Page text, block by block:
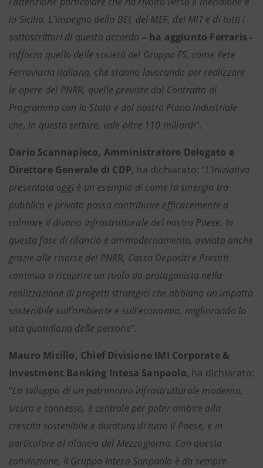
la Sicilia. L’impegno della BEI, del MEF, del MIT e di tutti i
sottoscrittori di questo accordo – ha aggiunto Ferraris -
rafforza quello delle società del Gruppo FS, come Rete
Ferroviaria Italiana, che stanno lavorando per realizzare
le opere del PNRR, quelle previste dal Contratto di
Programma con lo Stato e dal nostro Piano Industriale
che, in questo settore, vale oltre 110 miliardi”.
Dario Scannapieco, Amministratore Delegato e
Direttore Generale di CDP, ha dichiarato: “L’iniziativa
presentata oggi è un esempio di come la sinergia tra
pubblico e privato possa contribuire efficacemente a
colmare il divario infrastrutturale del nostro Paese. In
questa fase di rilancio e ammodernamento, avviata anche
grazie alle risorse del PNRR, Cassa Depositi e Prestiti
continua a ricoprire un ruolo da protagonista nella
realizzazione di progetti strategici che abbiano un impatto
sostenibile sull’ambiente e sull’economia, migliorando la
vita quotidiana delle persone”.
Mauro Micillo, Chief Divisione IMI Corporate &
Investment Banking Intesa Sanpaolo, ha dichiarato:
“Lo sviluppo di un patrimonio infrastrutturale moderno,
sicuro e connesso, è centrale per poter ambire alla
crescita sostenibile e duratura di tutto il Paese, e in
particolare al rilancio del Mezzogiorno. Con questa
convinzione, il Gruppo Intesa Sanpaolo è da sempre